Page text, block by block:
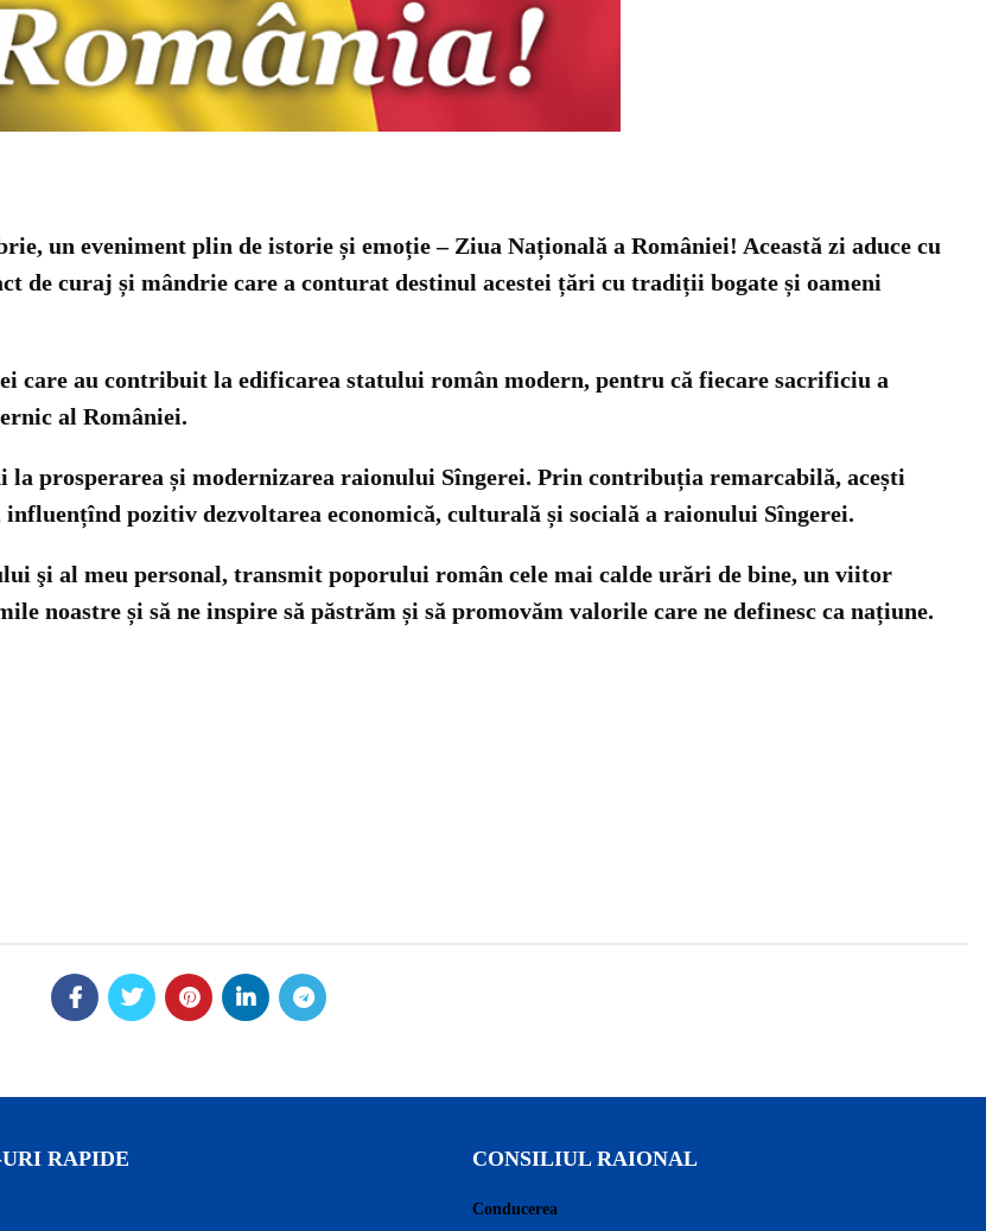
un eveniment plin de istorie și emoție – Ziua Națională a României! Această zi aduce cu
de curaj și mândrie care a conturat destinul acestei țări cu tradiții bogate și oameni
care au contribuit la edificarea statului român modern, pentru că fiecare sacrificiu a
al României.
prosperarea și modernizarea raionului Sîngerei. Prin contribuția remarcabilă, acești
pozitiv dezvoltarea economică, culturală și socială a raionului Sîngerei.
şi al meu personal, transmit poporului român cele mai calde urări de bine, un viitor
noastre și să ne inspire să păstrăm și să promovăm valorile care ne definesc ca națiune.
RAPIDE CONSILIUL RAIONAL
Conducerea